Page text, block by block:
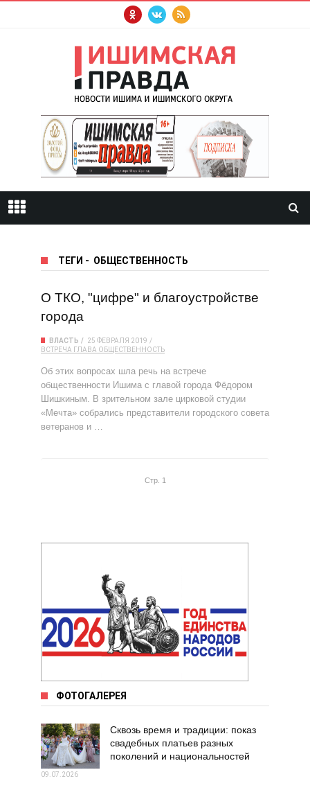
ТЕГИ - ОБЩЕСТВЕННОСТЬ
О ТКО, "цифре" и благоустройстве
города
ВЛАСТЬ
25 ФЕВРАЛЯ 2019
ВСТРЕЧА ГЛАВА ОБЩЕСТВЕННОСТЬ
Об этих вопросах шла речь на встрече
общественности Ишима с главой города Фёдором
Шишкиным. В зрительном зале цирковой студии
«Мечта» собрались представители городского совета
ветеранов и …
Стр. 1
ФОТОГАЛЕРЕЯ
Сквозь время и традиции: показ
свадебных платьев разных
поколений и национальностей
09.07.2026